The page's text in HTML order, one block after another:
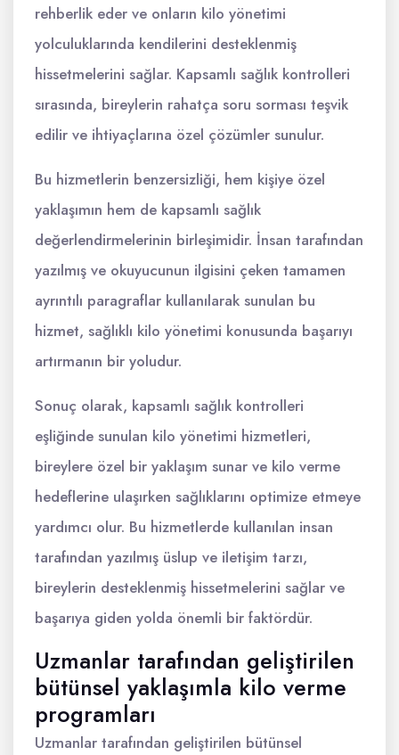
rehberlik eder ve onların kilo yönetimi
yolculuklarında kendilerini desteklenmiş
hissetmelerini sağlar. Kapsamlı sağlık kontrolleri
sırasında, bireylerin rahatça soru sorması teşvik
edilir ve ihtiyaçlarına özel çözümler sunulur.
Bu hizmetlerin benzersizliği, hem kişiye özel
yaklaşımın hem de kapsamlı sağlık
değerlendirmelerinin birleşimidir. İnsan tarafından
yazılmış ve okuyucunun ilgisini çeken tamamen
ayrıntılı paragraflar kullanılarak sunulan bu
hizmet, sağlıklı kilo yönetimi konusunda başarıyı
artırmanın bir yoludur.
Sonuç olarak, kapsamlı sağlık kontrolleri
eşliğinde sunulan kilo yönetimi hizmetleri,
bireylere özel bir yaklaşım sunar ve kilo verme
hedeflerine ulaşırken sağlıklarını optimize etmeye
yardımcı olur. Bu hizmetlerde kullanılan insan
tarafından yazılmış üslup ve iletişim tarzı,
bireylerin desteklenmiş hissetmelerini sağlar ve
başarıya giden yolda önemli bir faktördür.
Uzmanlar tarafından geliştirilen
bütünsel yaklaşımla kilo verme
programları
Uzmanlar tarafından geliştirilen bütünsel